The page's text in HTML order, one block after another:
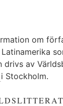
om
drivs av
i Stockholm.